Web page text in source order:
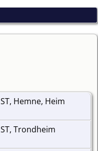
ST, Hemne, Heim
ST, Trondheim